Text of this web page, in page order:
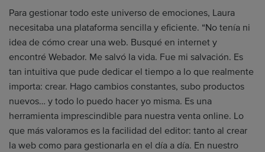
Para gestionar todo este universo de emociones, Laura
necesitaba una plataforma sencilla y eficiente. “No tenía ni
idea de cómo crear una web. Busqué en internet y
encontré Webador. Me salvó la vida. Fue mi salvación. Es
tan intuitiva que pude dedicar el tiempo a lo que realmente
importa: crear. Hago cambios constantes, subo productos
nuevos… y todo lo puedo hacer yo misma. Es una
herramienta imprescindible para nuestra venta online. Lo
que más valoramos es la facilidad del editor: tanto al crear
la web como para gestionarla en el día a día. En nuestro